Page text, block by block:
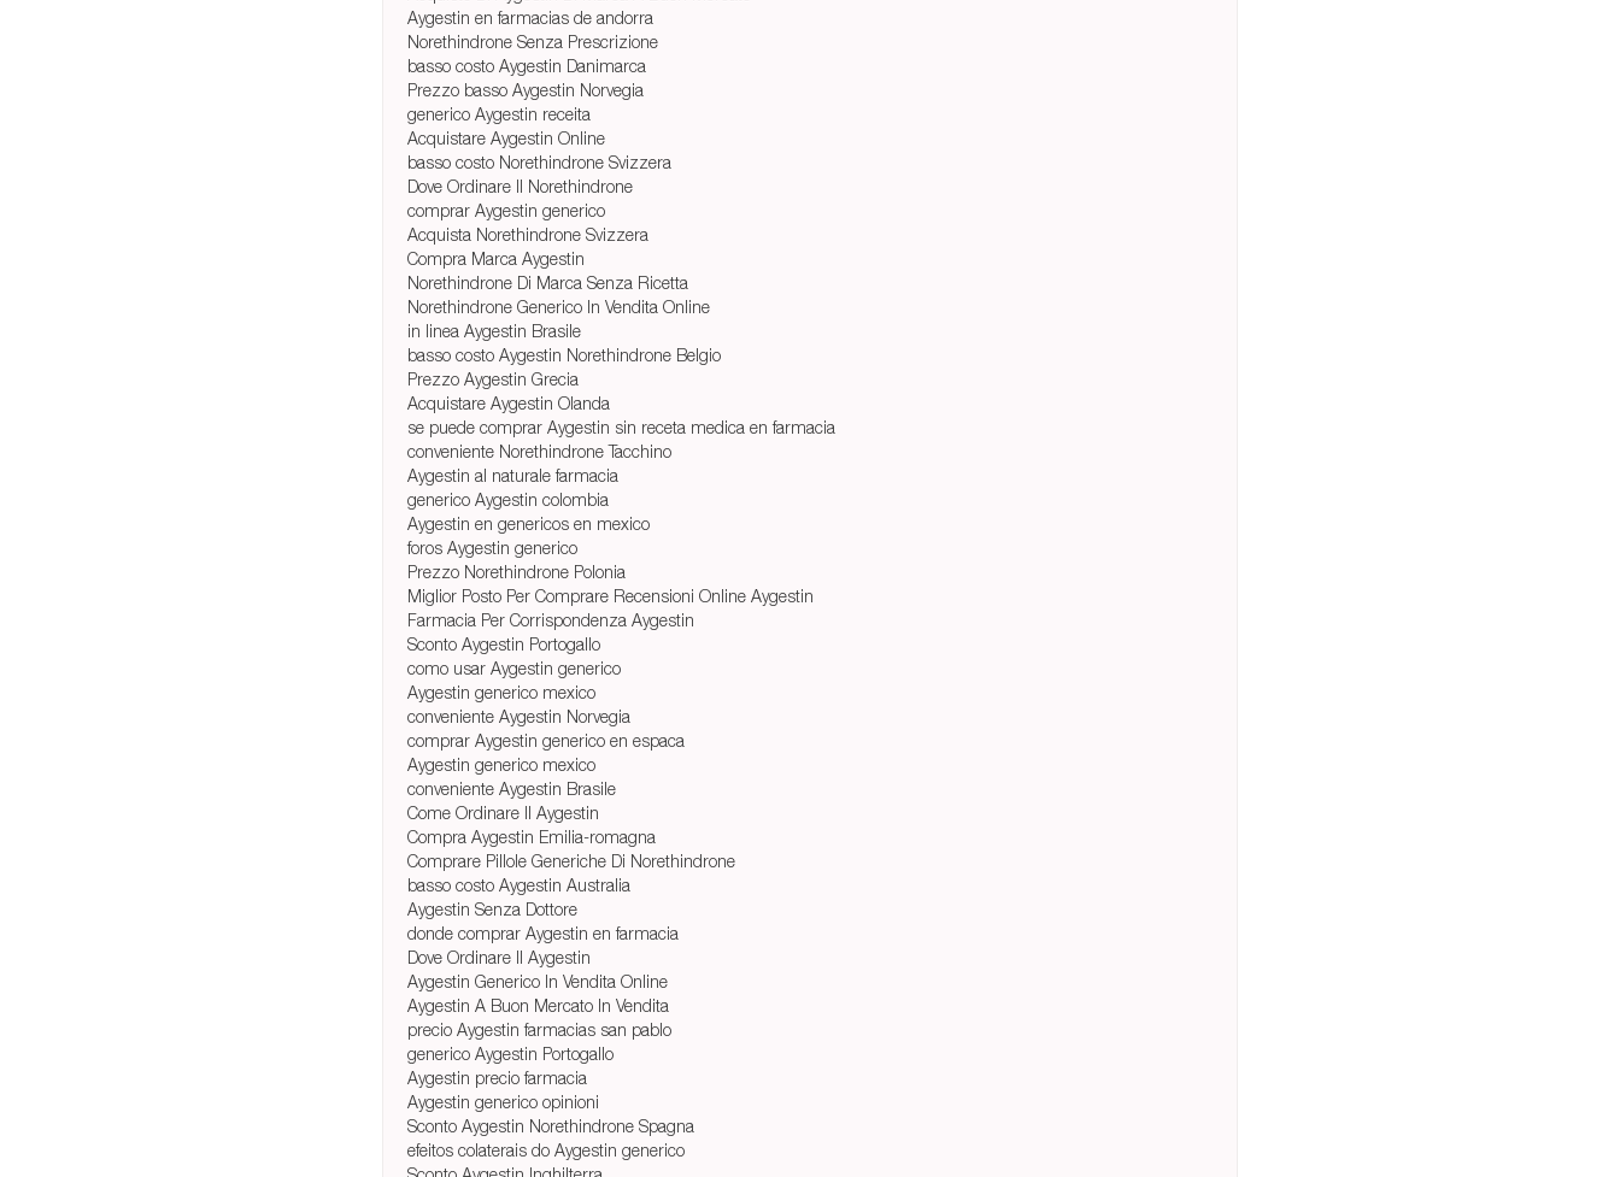
Aygestin en farmacias de andorra
Norethindrone Senza Prescrizione
basso costo Aygestin Danimarca
Prezzo basso Aygestin Norvegia
generico Aygestin receita
Acquistare Aygestin Online
basso costo Norethindrone Svizzera
Dove Ordinare Il Norethindrone
comprar Aygestin generico
Acquista Norethindrone Svizzera
Compra Marca Aygestin
Norethindrone Di Marca Senza Ricetta
Norethindrone Generico In Vendita Online
in linea Aygestin Brasile
basso costo Aygestin Norethindrone Belgio
Prezzo Aygestin Grecia
Acquistare Aygestin Olanda
se puede comprar Aygestin sin receta medica en farmacia
conveniente Norethindrone Tacchino
Aygestin al naturale farmacia
generico Aygestin colombia
Aygestin en genericos en mexico
foros Aygestin generico
Prezzo Norethindrone Polonia
Miglior Posto Per Comprare Recensioni Online Aygestin
Farmacia Per Corrispondenza Aygestin
Sconto Aygestin Portogallo
como usar Aygestin generico
Aygestin generico mexico
conveniente Aygestin Norvegia
comprar Aygestin generico en espaсa
Aygestin generico mexico
conveniente Aygestin Brasile
Come Ordinare Il Aygestin
Compra Aygestin Emilia-romagna
Comprare Pillole Generiche Di Norethindrone
basso costo Aygestin Australia
Aygestin Senza Dottore
donde comprar Aygestin en farmacia
Dove Ordinare Il Aygestin
Aygestin Generico In Vendita Online
Aygestin A Buon Mercato In Vendita
precio Aygestin farmacias san pablo
generico Aygestin Portogallo
Aygestin precio farmacia
Aygestin generico opinioni
Sconto Aygestin Norethindrone Spagna
efeitos colaterais do Aygestin generico